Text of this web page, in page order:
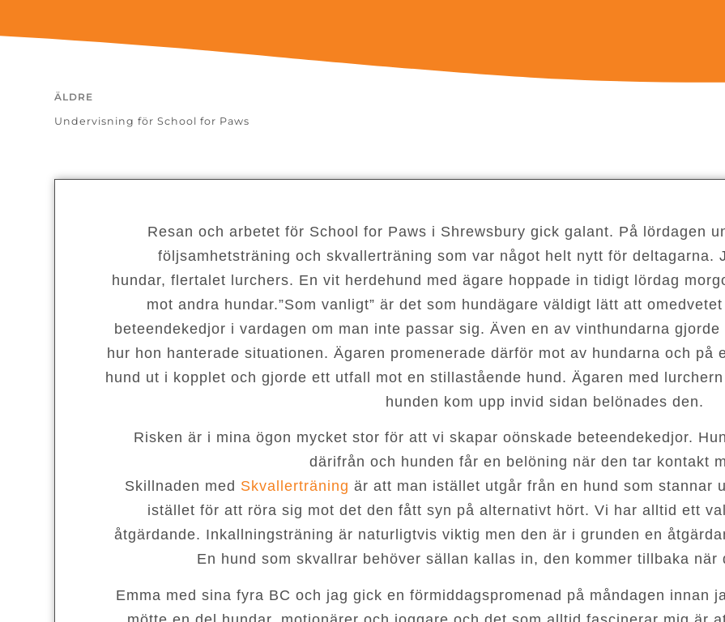
ÄLDRE
Undervisning för School for Paws
Resan och arbetet för School for Paws i Shrewsbury gick galant. På lördagen
följsamhetsträning och skvallerträning som var något helt nytt för deltagarna.
hundar, flertalet lurchers. En vit herdehund med ägare hoppade in tidigt lördag
mot andra hundar.”Som vanligt” är det som hundägare väldigt lätt att
beteendekedjor i vardagen om man inte passar sig. Även en av vinthundarna
hur hon hanterade situationen. Ägaren promenerade därför mot av hundarna och på
hund ut i kopplet och gjorde ett utfall mot en stillastående hund. Ägaren med
hunden kom upp invid sidan belönades den.
Risken är i mina ögon mycket stor för att vi skapar oönskade beteendekedjor.
därifrån och hunden får en belöning när den tar kontakt
Skillnaden med Skvallerträning är att man istället utgår från en hund som stannar
istället för att röra sig mot det den fått syn på alternativt hört. Vi har alltid ett
åtgärdande. Inkallningsträning är naturligtvis viktig men den är i grunden en
En hund som skvallrar behöver sällan kallas in, den kommer tillbaka när
Emma med sina fyra BC och jag gick en förmiddagspromenad på måndagen innan